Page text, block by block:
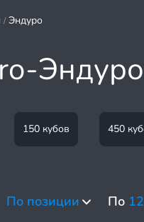
/ Эндуро
150 кубов 450
По позиции По 12